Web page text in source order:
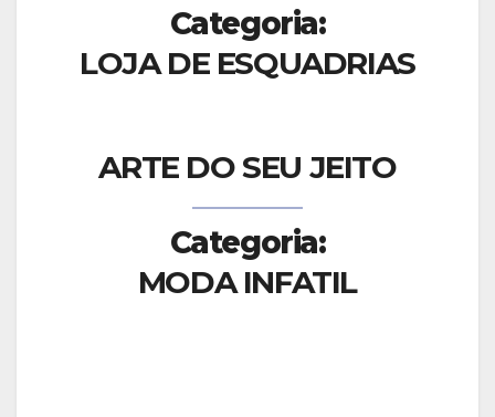
Categoria:
LOJA DE ESQUADRIAS
ARTE DO SEU JEITO
Categoria:
MODA INFATIL